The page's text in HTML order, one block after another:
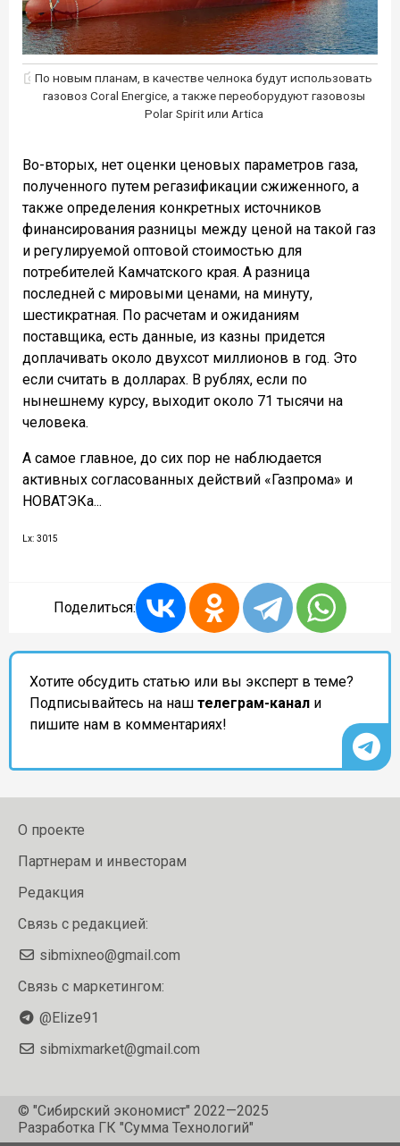
По новым планам, в качестве челнока будут использовать
газовоз Coral Energice, а также переоборудуют газовозы
Polar Spirit или Artica
Во-вторых, нет оценки ценовых параметров газа,
полученного путем регазификации сжиженного, а
также определения конкретных источников
финансирования разницы между ценой на такой газ
и регулируемой оптовой стоимостью для
потребителей Камчатского края. А разница
последней с мировыми ценами, на минуту,
шестикратная. По расчетам и ожиданиям
поставщика, есть данные, из казны придется
доплачивать около двухсот миллионов в год. Это
если считать в долларах. В рублях, если по
нынешнему курсу, выходит около 71 тысячи на
человека.
А самое главное, до сих пор не наблюдается
активных согласованных действий «Газпрома» и
НОВАТЭКа...
Lx: 3015
Поделиться:
Хотите обсудить статью или вы эксперт в теме?
Подписывайтесь на наш телеграм-канал и
пишите нам в комментариях!
О проекте
Партнерам и инвесторам
Редакция
Связь с редакцией:
sibmixneo@gmail.com
Связь с маркетингом:
@Elize91
sibmixmarket@gmail.com
© "Сибирский экономист" 2022—2025
Разработка ГК "Сумма Технологий"